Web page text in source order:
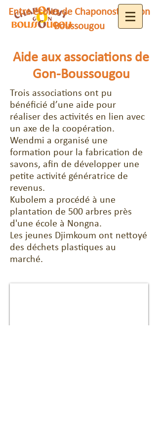
Entre écoles de Chaponost et Gon
Boussougou
Aide aux associations de
Gon-Boussougou
Trois associations ont pu
bénéficié d’une aide pour
réaliser des activités en lien avec
un axe de la coopération.
Wendmi a organisé une
formation pour la fabrication de
savons, afin de développer une
petite activité génératrice de
revenus.
Kubolem a procédé à une
plantation de 500 arbres près
d'une école à Nongna.
Les jeunes Djimkoum ont nettoyé
des déchets plastiques au
marché.